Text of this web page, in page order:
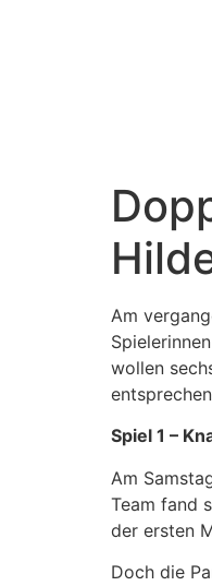
Am
wollen
Spiel 1 –
Am
Team fand
der ersten
Doch die